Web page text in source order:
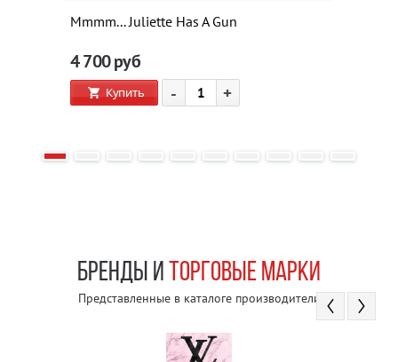
Mmmm... Juliette Has A Gun
4 700руб
Купить - +
БРЕНДЫ И ТОРГОВЫЕ МАРКИ
Представленные в каталоге производители